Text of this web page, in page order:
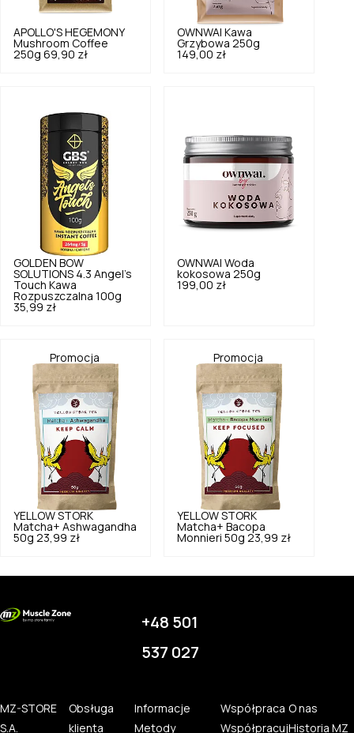
APOLLO'S HEGEMONY
Mushroom Coffee
250g 69,90 zł
OWNWAI
Kawa
Grzybowa 250g
149,00 zł
GOLDEN BOW
SOLUTIONS 4.3 Angel's
Touch Kawa
Rozpuszczalna 100g
35,99 zł
OWNWAI Woda
kokosowa 250g
199,00 zł
Promocja
YELLOW STORK
Matcha+ Ashwagandha
50g 23,99 zł
Promocja
YELLOW STORK
Matcha+ Bacopa
Monnieri 50g 23,99 zł
+48 501
537 027
MZ-STORE
S.A.
Obsługa
klienta
Informacje
Metody
Współpraca
Współpracuj
O nas
Historia MZ